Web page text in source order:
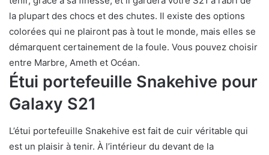
la plupart des chocs et des chutes. Il existe des options
colorées qui ne plairont pas à tout le monde, mais elles se
démarquent certainement de la foule. Vous pouvez choisir
entre Marbre, Ameth et Océan.
Étui portefeuille Snakehive pour
Galaxy S21
L’étui portefeuille Snakehive est fait de cuir véritable qui
est un plaisir à tenir. À l’intérieur du devant de la